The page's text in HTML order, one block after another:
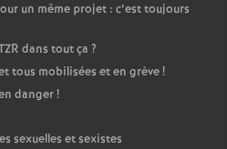
un même projet : c’est toujours
dans tout ça ?
tous mobilisées et en grève!
danger!
sexuelles et sexistes